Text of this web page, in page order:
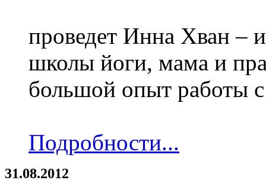
проведет Инна Хван –
школы йоги, мама и
большой опыт работы
Подробности...
31.08.2012